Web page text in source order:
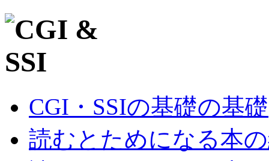
CGI・SSIの基礎の基礎
読むとためになる本